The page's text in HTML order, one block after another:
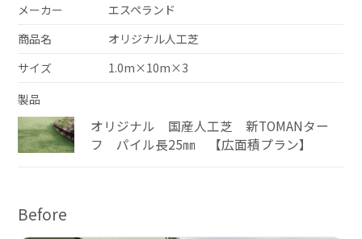
メーカー
エスペランド
商品名
オリジナル人工芝
サイズ
1.0m×10m×3
製品
オリジナル 国産人工芝 新TOMANター
フ パイル長25㎜ 【広面積プラン】
Before